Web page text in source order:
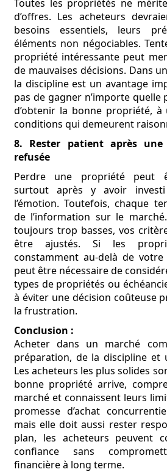
Toutes les propriétés ne
d’offres. Les acheteurs
besoins essentiels, leurs
éléments non négociables.
propriété intéressante peut
de mauvaises décisions. Dans
la discipline est un avantage
pas de gagner n’importe
d’obtenir la bonne propriété,
conditions qui demeurent
8. Rester patient après une
refusée
Perdre une propriété peut
surtout après y avoir
l’émotion. Toutefois, chaque
de l’information sur le
toujours trop basses, vos
être ajustés. Si les
constamment au-delà de
peut être nécessaire de
types de propriétés ou
à éviter une décision coûteuse
la frustration.
Conclusion :
Acheter dans un marché
préparation, de la discipline et
Les acheteurs les plus solides
bonne propriété arrive,
marché et connaissent leurs
promesse d’achat
mais elle doit aussi rester
plan, les acheteurs peuvent
confiance sans
financière à long terme.